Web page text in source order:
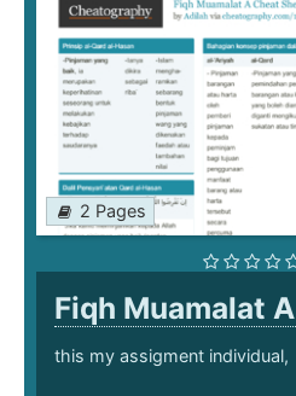
2 Pages
Fiqh Muamalat A
this my assigment individual,